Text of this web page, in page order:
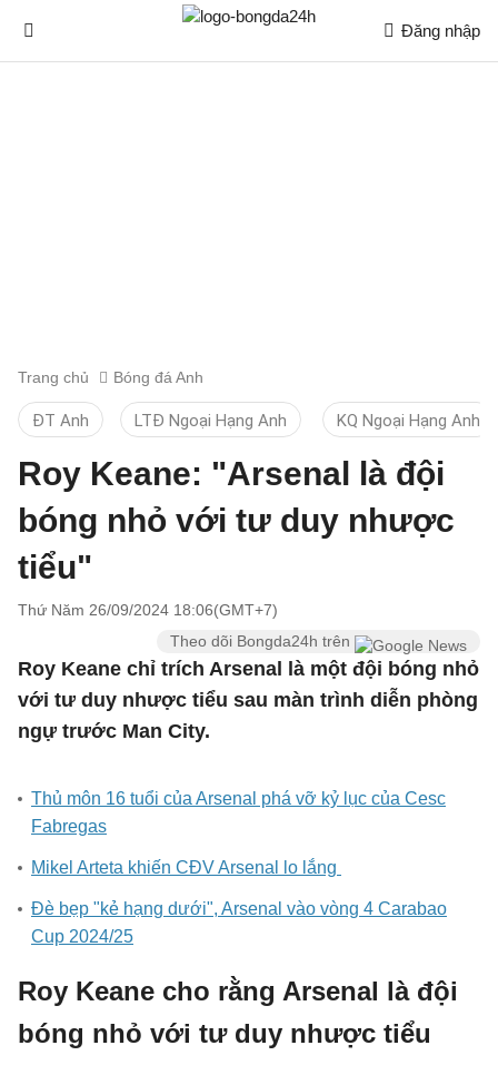
Đăng nhập
Trang chủ Bóng đá Anh
ĐT Anh LTĐ Ngoại Hạng Anh KQ Ngoại Hạng Anh
Roy Keane: "Arsenal là đội
bóng nhỏ với tư duy nhược
tiểu"
Thứ Năm 26/09/2024 18:06(GMT+7)
Theo dõi Bongda24h trên
Roy Keane chỉ trích Arsenal là một đội bóng nhỏ
với tư duy nhược tiểu sau màn trình diễn phòng
ngự trước Man City.
Thủ môn 16 tuổi của Arsenal phá vỡ kỷ lục của Cesc
Fabregas
Mikel Arteta khiến CĐV Arsenal lo lắng
Đè bẹp "kẻ hạng dưới", Arsenal vào vòng 4 Carabao
Cup 2024/25
Roy Keane cho rằng Arsenal là đội
bóng nhỏ với tư duy nhược tiểu